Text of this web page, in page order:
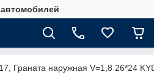
Граната наружная V=1,8 26*24